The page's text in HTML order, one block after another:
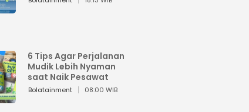
6 Tips Agar Perjalanan
Mudik Lebih Nyaman
saat Naik Pesawat
Bolatainment 08:00 WIB